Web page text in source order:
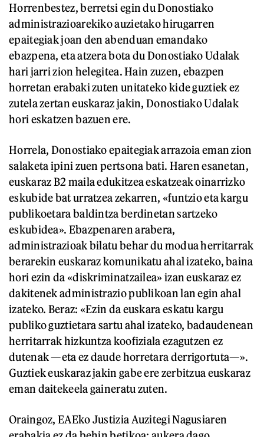
Horrenbestez, berretsi egin du Donostiako
administrazioarekiko auzietako hirugarren
epaitegiak joan den abenduan emandako
ebazpena, eta atzera bota du Donostiako Udalak
hari jarri zion helegitea. Hain zuzen, ebazpen
horretan erabaki zuten unitateko kide guztiek ez
zutela zertan euskaraz jakin, Donostiako Udalak
hori eskatzen bazuen ere.
Horrela, Donostiako epaitegiak arrazoia eman zion
salaketa ipini zuen pertsona bati. Haren esanetan,
euskaraz B2 maila edukitzea eskatzeak oinarrizko
eskubide bat urratzea zekarren, «funtzio eta kargu
publikoetara baldintza berdinetan sartzeko
eskubidea». Ebazpenaren arabera,
administrazioak bilatu behar du modua herritarrak
berarekin euskaraz komunikatu ahal izateko, baina
hori ezin da «diskriminatzailea» izan euskaraz ez
dakitenek administrazio publikoan lan egin ahal
izateko. Beraz: «Ezin da euskara eskatu kargu
publiko guztietara sartu ahal izateko, badaudenean
herritarrak hizkuntza koofiziala ezagutzen ez
dutenak —eta ez daude horretara derrigortuta—».
Guztiek euskaraz jakin gabe ere zerbitzua euskaraz
eman daitekeela gaineratu zuten.
Oraingoz, EAEko Justizia Auzitegi Nagusiaren